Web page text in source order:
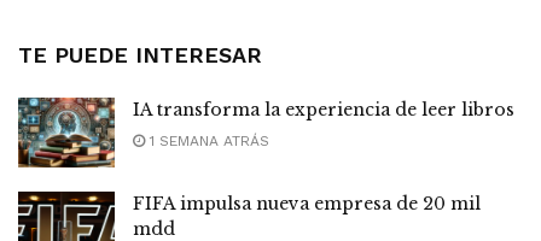
TE PUEDE INTERESAR
IA transforma la experiencia de leer libros
1 SEMANA ATRÁS
FIFA impulsa nueva empresa de 20 mil
mdd